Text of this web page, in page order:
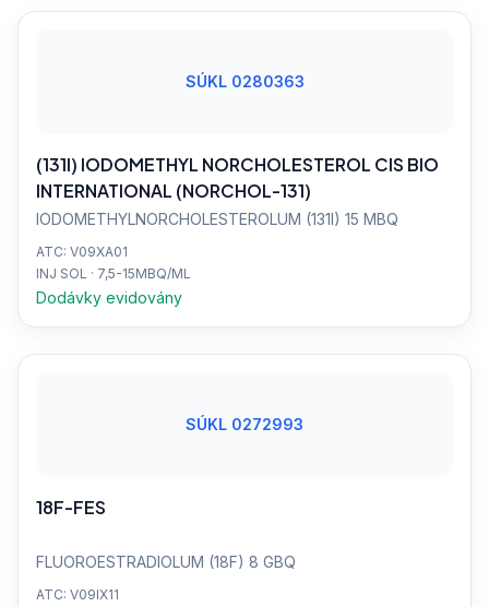
SÚKL 0280363
(131I) IODOMETHYL NORCHOLESTEROL CIS BIO
INTERNATIONAL (NORCHOL-131)
IODOMETHYLNORCHOLESTEROLUM (131I) 15 MBQ
ATC: V09XA01
INJ SOL · 7,5-15MBQ/ML
Dodávky evidovány
SÚKL 0272993
18F-FES
FLUOROESTRADIOLUM (18F) 8 GBQ
ATC: V09IX11